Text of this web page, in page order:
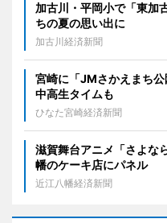
加古川・平岡小で「東
ちの夏の思い出に
加古川経済新聞
宮崎に「JMさかえまち
中高生タイムも
ひなた宮崎経済新聞
滋賀舞台アニメ「さよ
幡のケーキ店にパネル
近江八幡経済新聞